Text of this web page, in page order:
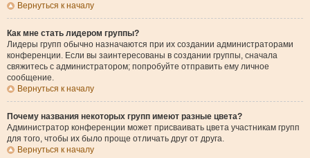
Вернуться к началу
Как мне стать лидером группы?
Лидеры групп обычно назначаются при их создании администраторами
конференции. Если вы заинтересованы в создании группы, сначала
свяжитесь с администратором; попробуйте отправить ему личное
сообщение.
Вернуться к началу
Почему названия некоторых групп имеют разные цвета?
Администратор конференции может присваивать цвета участникам групп
для того, чтобы их было проще отличать друг от друга.
Вернуться к началу